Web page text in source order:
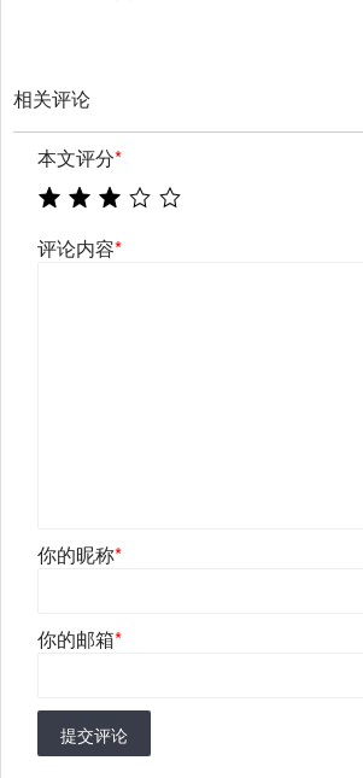
相关评论
本文评分*
评论内容*
你的昵称*
你的邮箱*
提交评论